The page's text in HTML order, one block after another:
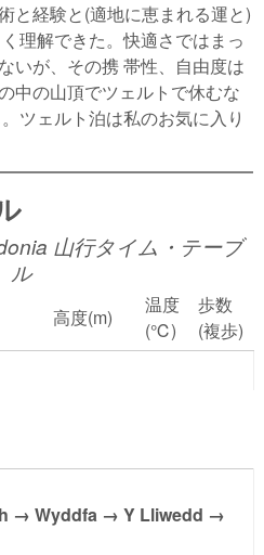
と経験と(適地に恵まれる運と)
理解できた。快適さではまっ
いが、その携 帯性、自由度は
中の山頂でツェルトで休むな
ツェルト泊は私のお気に入り
山行タイム・テーブ
ル
高度(m)
温度
(℃)
歩数
(複歩)
→ Wyddfa → Y Lliwedd →